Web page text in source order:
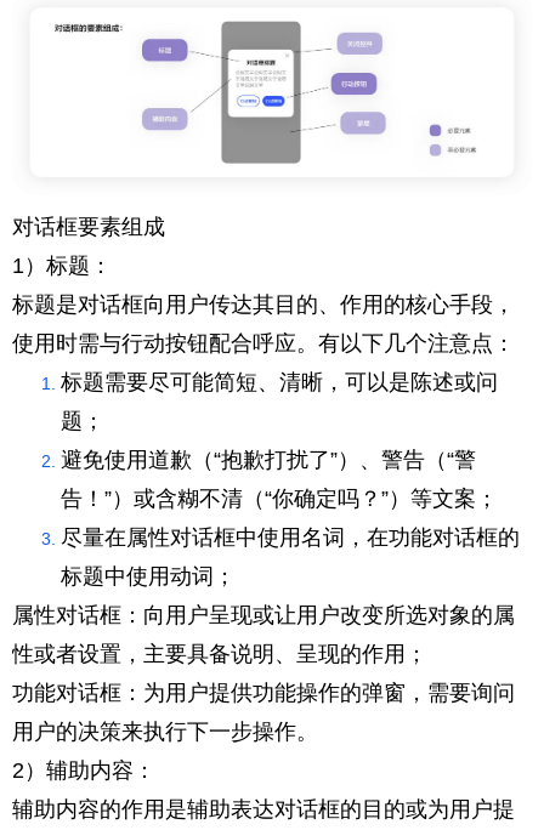
对话框要素组成
1）标题：
标题是对话框向用户传达其目的、作用的核心手段，
使用时需与行动按钮配合呼应。有以下几个注意点：
标题需要尽可能简短、清晰，可以是陈述或问
题；
避免使用道歉（“抱歉打扰了”）、警告（“警
告！”）或含糊不清（“你确定吗？”）等文案；
尽量在属性对话框中使用名词，在功能对话框的
标题中使用动词；
属性对话框：向用户呈现或让用户改变所选对象的属
性或者设置，主要具备说明、呈现的作用；
功能对话框：为用户提供功能操作的弹窗，需要询问
用户的决策来执行下一步操作。
2）辅助内容：
辅助内容的作用是辅助表达对话框的目的或为用户提